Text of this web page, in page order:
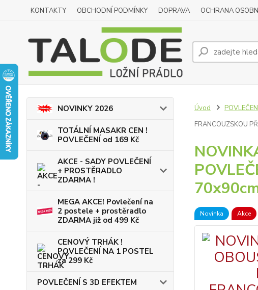
KONTAKTY OBCHODNÍ PODMÍNKY DOPRAVA OCHRANA
NOVINKY 2026
TOTÁLNÍ MASAKR CEN !
POVLEČENÍ od 169 Kč
AKCE - SADY POVLEČENÍ
+ PROSTĚRADLO
ZDARMA !
MEGA AKCE! Povlečení na
2 postele + prostěradlo
ZDARMA již od 499 Kč
CENOVÝ TRHÁK !
POVLEČENÍ NA 1 POSTEL
za 299 Kč
POVLEČENÍ S 3D EFEKTEM
Úvod
FRANCOUZSKOU
Novinka Akce